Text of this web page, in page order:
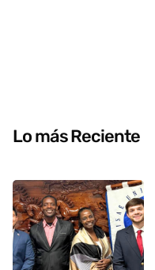
Lo más Reciente